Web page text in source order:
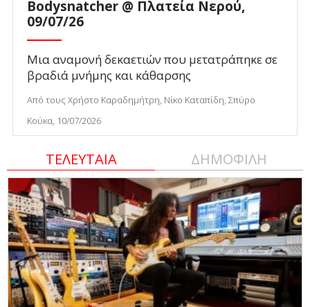
Bodysnatcher @ Πλατεία Νερού,
09/07/26
Μια αναμονή δεκαετιών που μετατράπηκε σε
βραδιά μνήμης και κάθαρσης
Από τους Χρήστο Καραδημήτρη, Νίκο Καταπίδη, Σπύρο
Κούκα, 10/07/2026
ΤΕΛΕΥΤΑΙΑ ΔΗΜΟΦΙΛΗ